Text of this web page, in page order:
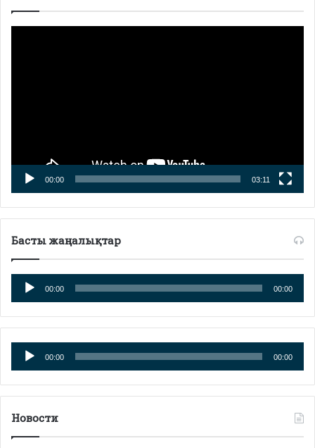
00:00 03:11
Басты жаңалықтар
Аудиоплеер
00:00 00:00
Аудиоплеер
00:00 00:00
Новости